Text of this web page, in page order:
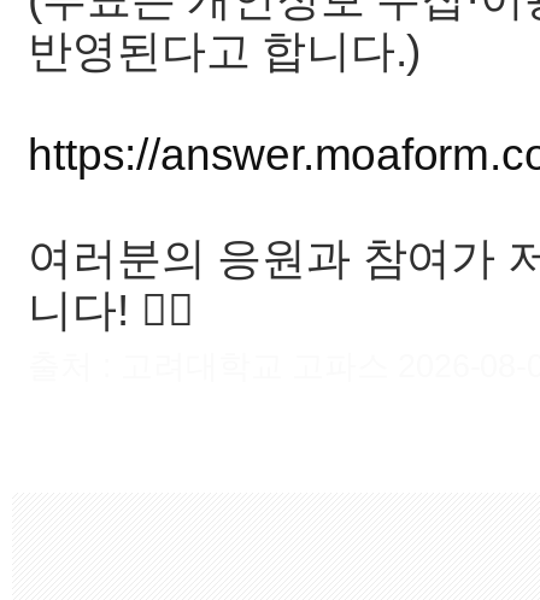
반영된다고 합니다.)
https://
여러분의 응원과 참여가
니다! 🙇‍♀️